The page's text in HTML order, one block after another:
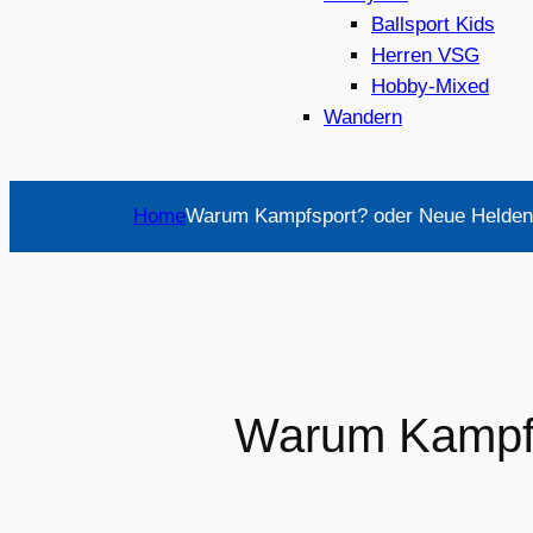
Ballsport Kids
Herren VSG
Hobby-Mixed
Wandern
HomeWarum Kampfsport? oder Neue
Warum